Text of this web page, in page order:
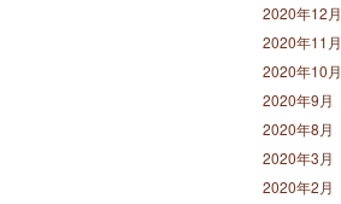
2020年12月
2020年11月
2020年10月
2020年9月
2020年8月
2020年3月
2020年2月